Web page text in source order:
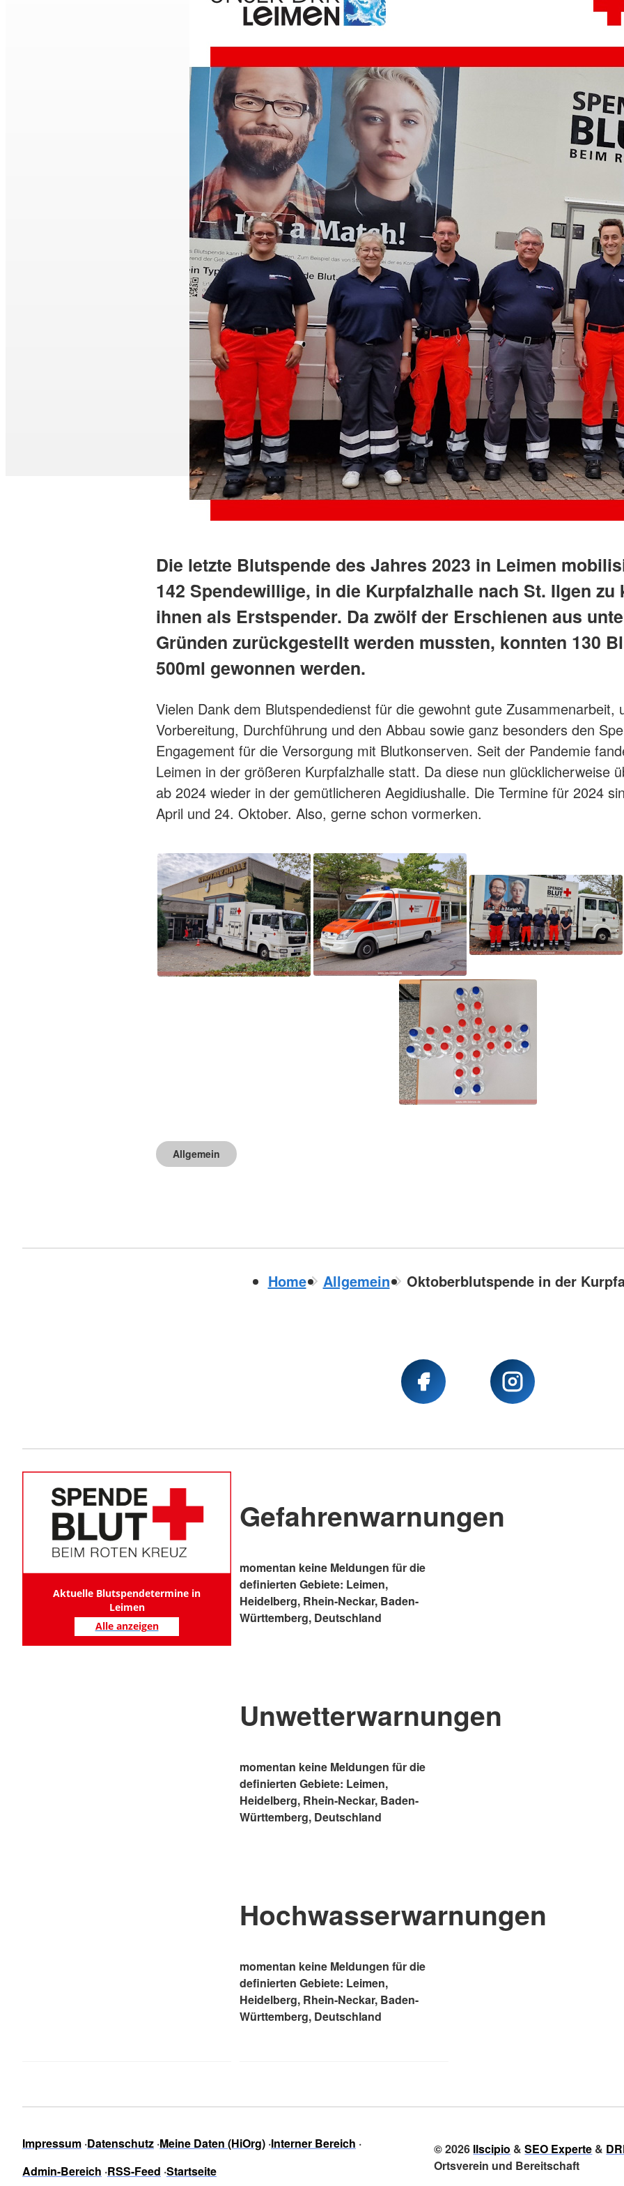
Die letzte Blutspende des Jahres 2023 in Leimen
142 Spendewillige, in die Kurpfalzhalle nach St. Ilgen zu
ihnen als Erstspender. Da zwölf der Erschienen aus
Gründen zurückgestellt werden mussten, konnten 130
500ml gewonnen werden.
Vielen Dank dem Blutspendedienst für die gewohnt gute Zusammenarbeit,
Vorbereitung, Durchführung und den Abbau sowie ganz besonders den
Engagement für die Versorgung mit Blutkonserven. Seit der Pandemie
Leimen in der größeren Kurpfalzhalle statt. Da diese nun glücklicherweise
ab 2024 wieder in der gemütlicheren Aegidiushalle. Die Termine für 2024
April und 24. Oktober. Also, gerne schon vormerken.
Allgemein
Home Allgemein Oktoberblutspende in der
Aktuelle Blutspendetermine in
Leimen
Alle anzeigen
Gefahrenwarnungen
momentan keine Meldungen für die
definierten Gebiete: Leimen,
Heidelberg, Rhein-Neckar, Baden-
Württemberg, Deutschland
Unwetterwarnungen
momentan keine Meldungen für die
definierten Gebiete: Leimen,
Heidelberg, Rhein-Neckar, Baden-
Württemberg, Deutschland
Hochwasserwarnungen
momentan keine Meldungen für die
definierten Gebiete: Leimen,
Heidelberg, Rhein-Neckar, Baden-
Württemberg, Deutschland
Impressum Datenschutz Meine Daten (HiOrg) Interner Bereich
Admin-Bereich RSS-Feed Startseite
© 2026 Ilscipio &SEO Experte &
Ortsverein und Bereitschaft